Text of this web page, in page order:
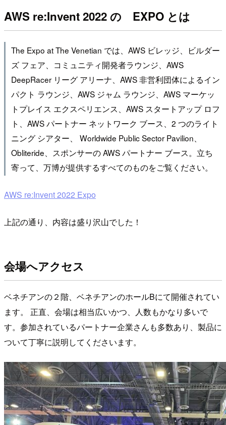
AWS re:Invent 2022 の EXPO とは
The Expo at The Venetian では、AWS ビレッジ、ビルダー
ズ フェア、コミュニティ開発者ラウンジ、AWS
DeepRacer リーグ アリーナ、AWS 非営利団体によるイン
パクト ラウンジ、AWS ジャム ラウンジ、AWS マーケッ
トプレイス エクスペリエンス、AWS スタートアップ ロフ
ト、AWS パートナー ネットワーク ブース、2 つのライト
ニング シアター、 Worldwide Public Sector Pavilion、
Obliteride、スポンサーの AWS パートナー ブース。立ち
寄って、万博が提供するすべてのものをご覧ください。
AWS re:Invent 2022 Expo
上記の通り、内容は盛り沢山でした！
会場へアクセス
ベネチアンの２階、ベネチアンのホールBにて開催されてい
ます。 正直、会場は相当広いかつ、人数もかなり多いで
す。参加されているパートナー企業さんも多数あり、製品に
ついて丁寧に説明してくださいます。